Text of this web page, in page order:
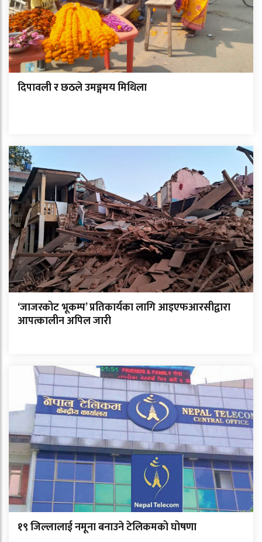
दिपावली र छठले उमङ्गमय मिथिला
‘जाजरकोट भूकम्प’ प्रतिकार्यका लागि आइएफआरसीद्वारा
आपत्कालीन अपिल जारी
१९ जिल्लालाई नमूना बनाउने टेलिकमको घोषणा